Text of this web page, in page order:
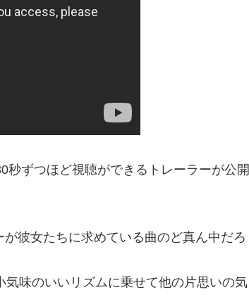
ずつほど視聴ができるトレーラーが公開
彼女たちに求めている曲のど真ん中だろ
味のいいリズムに乗せて他の片思いの気